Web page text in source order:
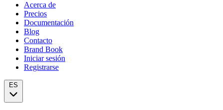
Acerca de
Precios
Documentación
Blog
Contacto
Brand Book
Iniciar sesión
Registrarse